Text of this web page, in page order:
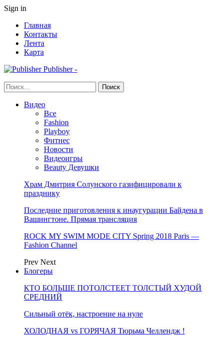
Sign in
Главная
Контакты
Лента
Карта
Publisher -
Видео
Все
Fashion
Playboy
Фитнес
Новости
Видеоигры
Beauty Девушки
Храм Дмитрия Солунского газифицировали к
празднику
Последние приготовления к инаугурации Байдена в
Вашингтоне. Прямая трансляция
ROCK MY SWIM MODE CITY Spring 2018 Paris —
Fashion Channel
Prev Next
Блогеры
КТО БОЛЬШЕ ПОТОЛСТЕЕТ ТОЛСТЫЙ ХУДОЙ
СРЕДНИЙ
Сильный отёк, настроение на нуле
ХОЛОДНАЯ vs ГОРЯЧАЯ Тюрьма Челлендж !